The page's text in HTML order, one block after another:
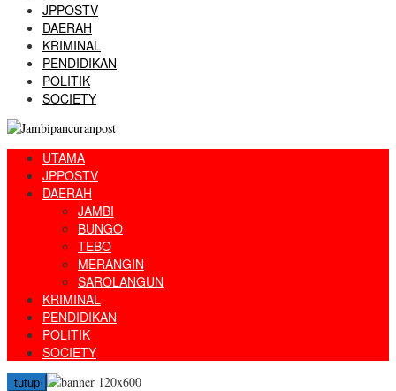
JPPOSTV
DAERAH
KRIMINAL
PENDIDIKAN
POLITIK
SOCIETY
UTAMA
JPPOSTV
DAERAH
JAMBI
BUNGO
TEBO
MERANGIN
SAROLANGUN
KRIMINAL
PENDIDIKAN
POLITIK
SOCIETY
tutup